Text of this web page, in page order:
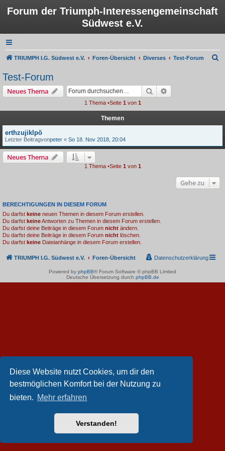
Diese Website nutzt Cookies, um dir den
bestmöglichen Komfort bei der Nutzung zu
bieten. Mehr erfahren
Verstanden!
Forum der Triumph-Interessengemeinschaft
Südwest e.V.
TRIUMPH I.G. Südwest e.V. Foren-Übersicht Diverses Test-Forum
Test-Forum
Neues Thema Suche
1 Thema •Seite 1 von 1
Themen
erthzujiklpö
Letzter Beitragvonpeter « So 18. Nov 2018, 20:04
Neues Thema
1 Thema •Seite 1 von 1
Gehe zu
BERECHTIGUNGEN IN DIESEM FORUM
Du darfst keine neuen Themen in diesem Forum erstellen.
Du darfst keineAntworten zu Themen in diesem Forum erstellen.
Du darfst deine Beiträge in diesem Forum nicht ändern.
Du darfst deine Beiträge in diesem Forum nicht löschen.
Du darfst keine Dateianhänge in diesem Forum erstellen.
TRIUMPH I.G. Südwest e.V. Foren-Übersicht Datenschutzerklärung
Powered by phpBB® Forum Software © phpBB Limited
Deutsche Übersetzung durch phpBB.de